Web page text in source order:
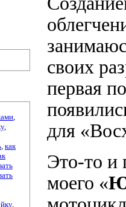
,
,
, как
,
своих
первая
для
Это-то и
моего «